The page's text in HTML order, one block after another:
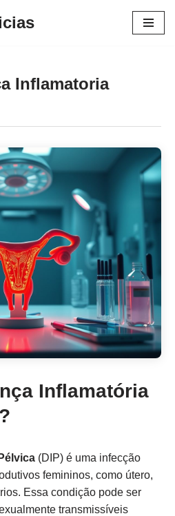
Inflamatoria
Inflamatória
(DIP) é uma infecção
femininos, como útero,
Essa condição pode ser
transmissíveis